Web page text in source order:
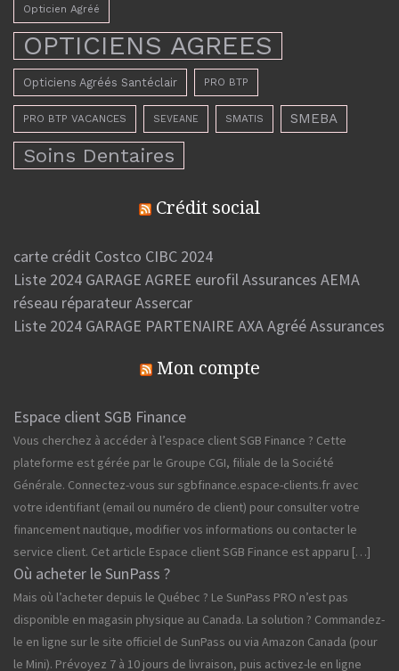
Opticien Agréé
OPTICIENS AGREES
Opticiens Agréés Santéclair PRO BTP
PRO BTP VACANCES SEVEANE SMATIS SMEBA
Soins Dentaires
Crédit social
carte crédit Costco CIBC 2024
Liste 2024 GARAGE AGREE eurofil Assurances AEMA
réseau réparateur Assercar
Liste 2024 GARAGE PARTENAIRE AXA Agréé Assurances
Mon compte
Espace client SGB Finance
Vous cherchez à accéder à l’espace client SGB Finance ? Cette
plateforme est gérée par le Groupe CGI, filiale de la Société
Générale. Connectez-vous sur sgbfinance.espace-clients.fr avec
votre identifiant (email ou numéro de client) pour consulter votre
financement nautique, modifier vos informations ou contacter le
service client. Cet article Espace client SGB Finance est apparu […]
Où acheter le SunPass ?
Mais où l’acheter depuis le Québec ? Le SunPass PRO n’est pas
disponible en magasin physique au Canada. La solution ? Commandez-
le en ligne sur le site officiel de SunPass ou via Amazon Canada (pour
le Mini). Prévoyez 7 à 10 jours de livraison, puis activez-le en ligne